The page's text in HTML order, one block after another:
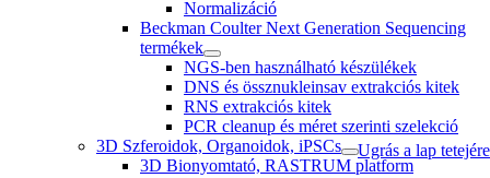
Normalizáció
Beckman Coulter Next Generation Sequencing
termékek
NGS-ben használható készülékek
DNS és össznukleinsav extrakciós kitek
RNS extrakciós kitek
PCR cleanup és méret szerinti szelekció
3D Szferoidok, Organoidok, iPSCs
3D Bionyomtató, RASTRUM platform
Ugrás a lap tetejére